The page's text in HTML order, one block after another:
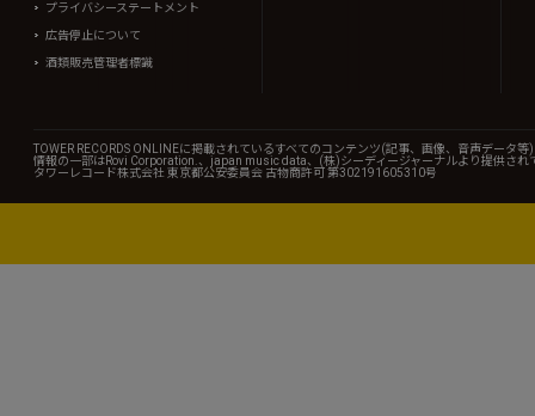
プライバシーステートメント
広告停止について
酒類販売管理者標識
TOWER RECORDS ONLINEに掲載されているすべてのコンテンツ(記事、画像、音声データ
情報の一部はRovi Corporation.、japan music data、(株)シーディージャーナルより提供され
タワーレコード株式会社 東京都公安委員会 古物商許可 第302191605310号